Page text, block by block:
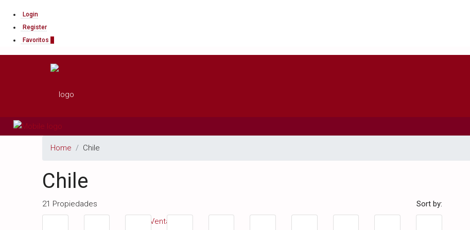
Login
Register
Favoritos
Home Chile
Chile
21 Propiedades Sort by:
Venta